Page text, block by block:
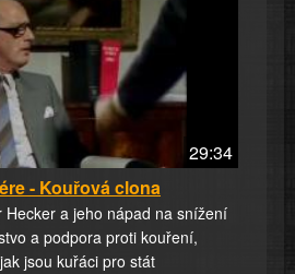
29:34
- Kouřová clona
Hecker a jeho nápad na snížení
a podpora proti kouření,
jsou kuřáci pro stát